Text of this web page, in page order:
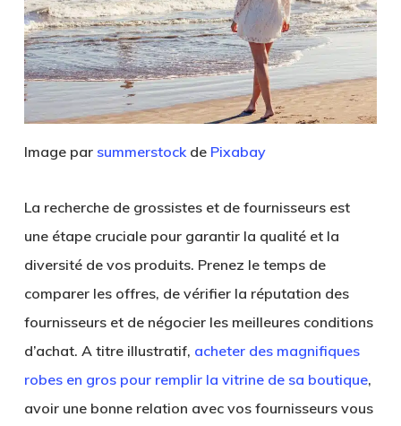
Image par summerstockde Pixabay
La recherche de grossistes et de fournisseurs est
une étape cruciale pour garantir la qualité et la
diversité de vos produits. Prenez le temps de
comparer les offres, de vérifier la réputation des
fournisseurs et de négocier les meilleures conditions
d’achat. A titre illustratif, acheter des magnifiques
robes en gros pour remplir la vitrine de sa boutique,
avoir une bonne relation avec vos fournisseurs vous